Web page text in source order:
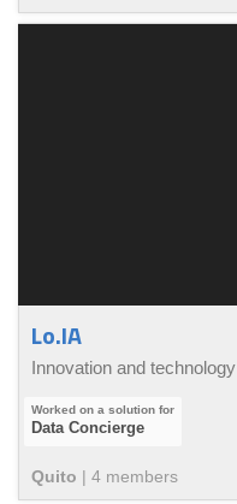
Lo.IA
Innovation and technology
Data Concierge
Quito | 4 members